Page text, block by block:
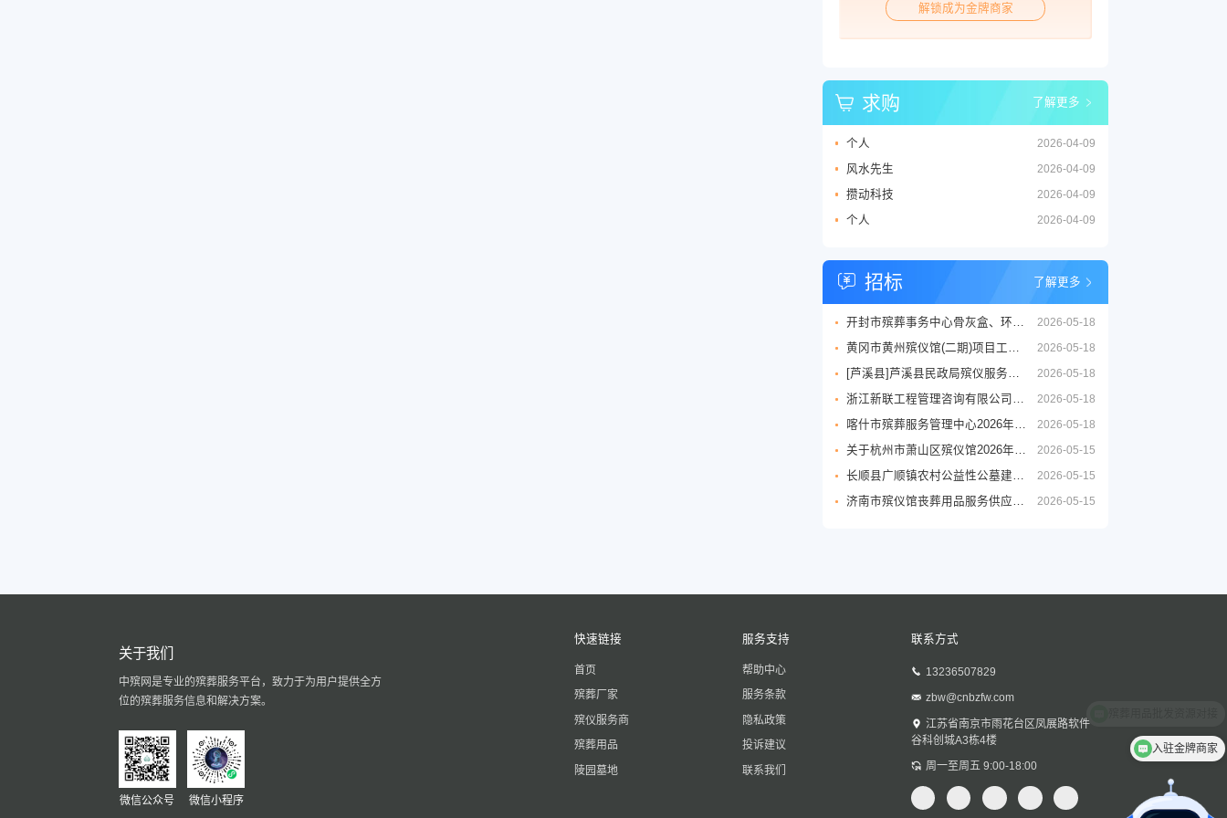
解锁成为金牌商家
求购 了解更多
2026-04-09
个人
2026-04-09
风水先生
2026-04-09
攒动科技
2026-04-09
个人
招标 了解更多
2026-05-18
开封市殡葬事务中心骨灰盒、环保棺等丧葬用品供应商采购项目三标段招标公告
2026-05-18
黄冈市黄州殡仪馆(二期)项目工程设计服务竞争性磋商征求意见公告
2026-05-18
[芦溪县]芦溪县民政局殡仪服务劳务外包项目
2026-05-18
浙江新联工程管理咨询有限公司关于嘉兴市公墓2026年度铜质逝者铭牌制作服务项目的竞争性磋商公告
2026-05-18
喀什市殡葬服务管理中心2026年度殡葬用品采购项目公开招标公告
2026-05-15
关于杭州市萧山区殡仪馆2026年至2029年物业管理服务政府采购项目的公开招标公告
2026-05-15
长顺县广顺镇农村公益性公墓建设项目
2026-05-15
济南市殡仪馆丧葬用品服务供应商采购项目公开招标招标公告
关于我们
中殡网是专业的殡葬服务平台，致力于为用户提供全方
位的殡葬服务信息和解决方案。
微信公众号 微信小程序
快速链接
首页
殡葬厂家
殡仪服务商
殡葬用品
陵园墓地
服务支持
帮助中心
服务条款
隐私政策
投诉建议
联系我们
联系方式
13236507829
zbw@cnbzfw.com
江苏省南京市雨花台区凤展路软件
谷科创城A3栋4楼
周一至周五 9:00-18:00
入驻金牌商家